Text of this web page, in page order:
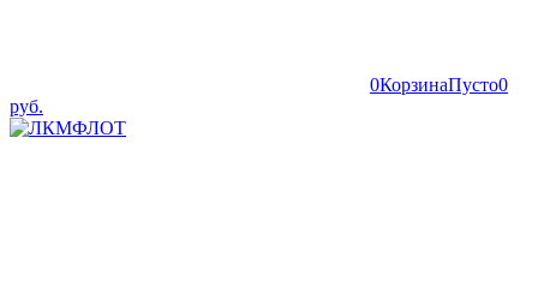
0КорзинаПусто0
руб.